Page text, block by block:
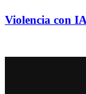
Violencia con